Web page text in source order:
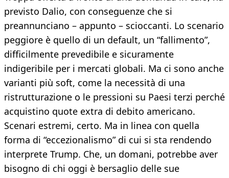
previsto Dalio, con conseguenze che si
preannunciano – appunto – scioccanti. Lo scenario
peggiore è quello di un default, un “fallimento”,
difficilmente prevedibile e sicuramente
indigeribile per i mercati globali. Ma ci sono anche
varianti più soft, come la necessità di una
ristrutturazione o le pressioni su Paesi terzi perché
acquistino quote extra di debito americano.
Scenari estremi, certo. Ma in linea con quella
forma di “eccezionalismo” di cui si sta rendendo
interprete Trump. Che, un domani, potrebbe aver
bisogno di chi oggi è bersaglio delle sue